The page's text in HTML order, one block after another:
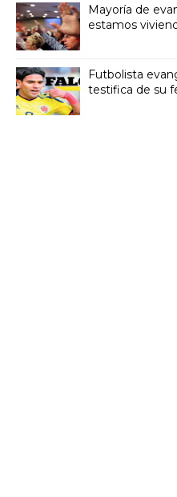
Mayoría de
estamos
Futbolista
testifica de su